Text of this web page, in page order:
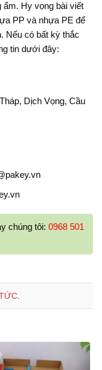
ẩm. Hy vọng bài viết
PP và nhựa PE để
Nếu có bất kỳ thắc
tin dưới đây:
Dịch Vọng, Cầu
chúng tôi: 0968 501